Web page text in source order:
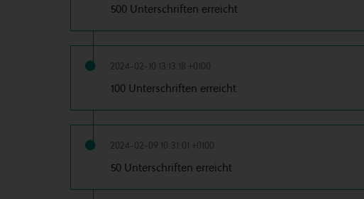
500 Unterschriften erreicht
2024-02-10 13:13:18 +0100
100 Unterschriften erreicht
2024-02-09 10:31:01 +0100
50 Unterschriften erreicht